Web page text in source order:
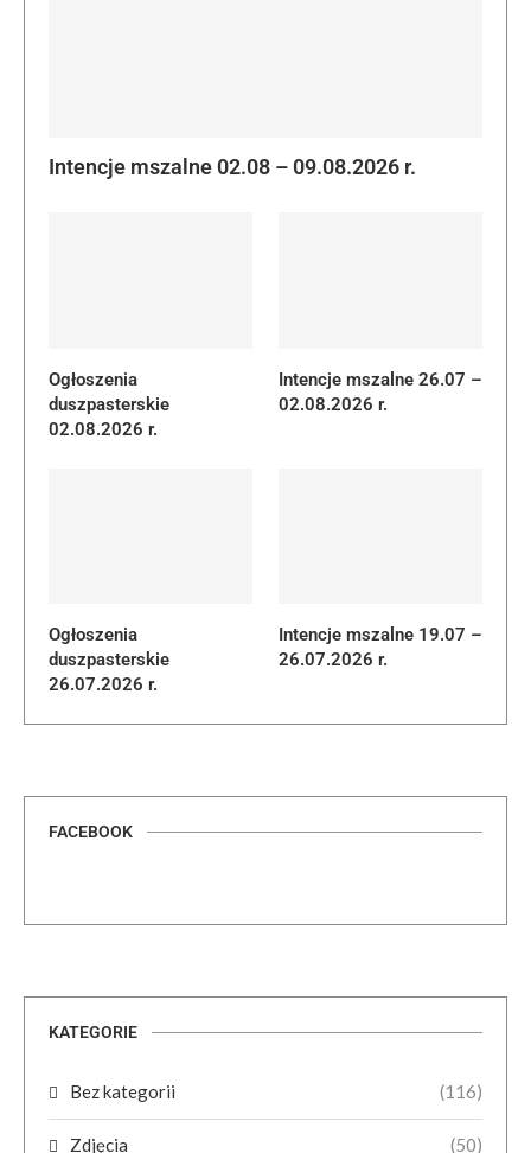
Intencje mszalne 02.08 – 09.08.2026 r.
Ogłoszenia
duszpasterskie
02.08.2026 r.
Intencje mszalne 26.07 –
02.08.2026 r.
Ogłoszenia
duszpasterskie
26.07.2026 r.
Intencje mszalne 19.07 –
26.07.2026 r.
FACEBOOK
KATEGORIE
Bez kategorii (116)
Zdjęcia (50)